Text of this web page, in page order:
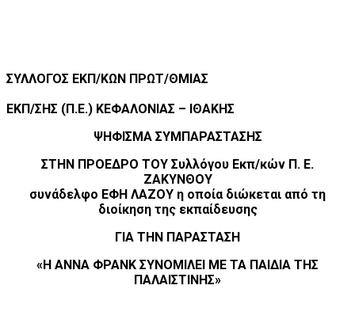
ΣΥΛΛΟΓΟΣ ΕΚΠ/ΚΩΝ ΠΡΩΤ/ΘΜΙΑΣ
ΕΚΠ/ΣΗΣ (Π.Ε.) ΚΕΦΑΛΟΝΙΑΣ – ΙΘΑΚΗΣ
ΨΗΦΙΣΜΑ ΣΥΜΠΑΡΑΣΤΑΣΗΣ
ΣΤΗΝ ΠΡΟΕΔΡΟ ΤΟΥ Συλλόγου Εκπ/κών Π. Ε.
ΖΑΚΥΝΘΟΥ
συνάδελφο ΕΦΗ ΛΑΖΟΥ η οποία διώκεται από τη
διοίκηση της εκπαίδευσης
ΓΙΑ ΤΗΝ ΠΑΡΑΣΤΑΣΗ
«Η ΑΝΝΑ ΦΡΑΝΚ ΣΥΝΟΜΙΛΕΙ ΜΕ ΤΑ ΠΑΙΔΙΑ ΤΗΣ
ΠΑΛΑΙΣΤΙΝΗΣ»